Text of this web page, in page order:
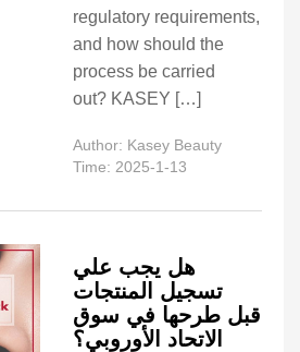
regulatory requirements,
and how should the
process be carried
out? KASEY […]
Author: Kasey Beauty
Time: 2025-1-13
هل يجب علي
تسجيل المنتجات
قبل طرحها في سوق
الاتحاد الأوروبي؟